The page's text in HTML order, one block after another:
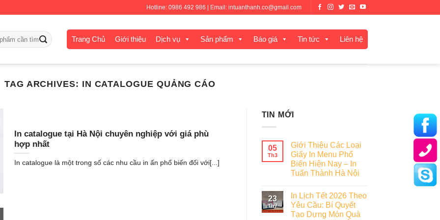
Hotline: 0986 492 986 | Email: intuanthanh.co@gmail.com
Trang Chủ Giới thiệu Dịch vụ Sản phẩm Báo giá Tin tức Liên hệ
TAG ARCHIVES: IN CATALOGUE QUẢNG CÁO
In catalogue tại Hà Nội chuyên nghiệp với giá phù
hợp nhất
In catalogue là một trong số các nhu cầu in ấn phổ biến đối với[...]
TIN MỚI
05
Th3
Giới Thiệu Các Loại
Giấy In Menu Phổ
Biến Hiện Nay – In
Tuấn Thành Hà Nội
23
Th7
In Lịch Tết 2026 Theo
Yêu Cầu: Bí Quyết
Tạo Dựng Món Quà